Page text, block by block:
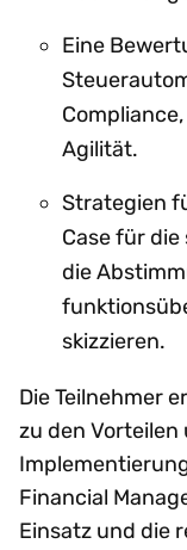
Eine
Agilität.
Strategien
Case für
die
skizzieren.
Die Teilnehmer
zu den
Financial
Einsatz und die